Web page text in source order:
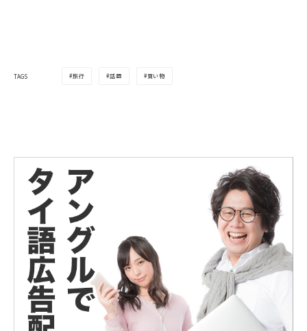
TAGS 旅行 話題 買い物